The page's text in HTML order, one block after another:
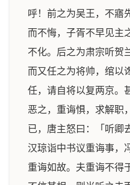
呼！前之为吴王，不寤
而不悔，子胥不早见主
不化。后之为肃宗听贺
而又任之为将帅，绾以
任，请自将以复两京。
恶之，重诲惧，求解职
已，唐主怒曰：「听卿
汉琼诣中书议重诲事，
重诲如故。夫重诲不得